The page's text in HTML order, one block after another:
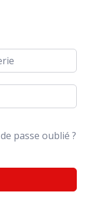
passe oublié ?